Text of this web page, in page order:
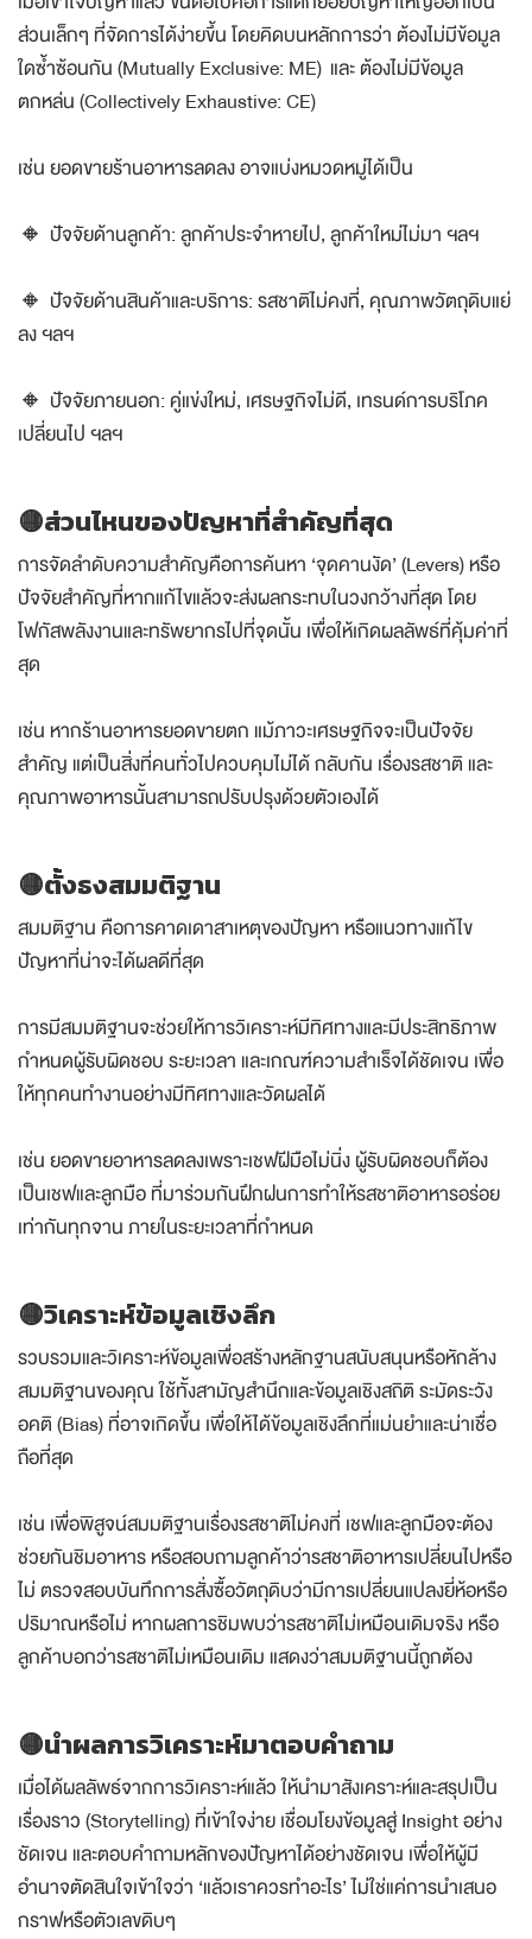
ส่วนเล็กๆ ที่จัดการได้ง่ายขึ้น โดยคิดบนหลักการว่า ต้องไม่มีข้อมูล
ใดซ้ำซ้อนกัน (Mutually Exclusive: ME) และ ต้องไม่มีข้อมูล
ตกหล่น (Collectively Exhaustive: CE)
เช่น ยอดขายร้านอาหารลดลง อาจแบ่งหมวดหมู่ได้เป็น
🔸 ปัจจัยด้านลูกค้า: ลูกค้าประจำหายไป, ลูกค้าใหม่ไม่มา ฯลฯ
🔸 ปัจจัยด้านสินค้าและบริการ: รสชาติไม่คงที่, คุณภาพวัตถุดิบแย่
ลง ฯลฯ
🔸 ปัจจัยภายนอก: คู่แข่งใหม่, เศรษฐกิจไม่ดี, เทรนด์การบริโภค
เปลี่ยนไป ฯลฯ
🟡ส่วนไหนของปัญหาที่สำคัญที่สุด
การจัดลำดับความสำคัญคือการค้นหา ‘จุดคานงัด’ (Levers) หรือ
ปัจจัยสำคัญที่หากแก้ไขแล้วจะส่งผลกระทบในวงกว้างที่สุด โดย
โฟกัสพลังงานและทรัพยากรไปที่จุดนั้น เพื่อให้เกิดผลลัพธ์ที่คุ้มค่าที่
สุด
เช่น หากร้านอาหารยอดขายตก แม้ภาวะเศรษฐกิจจะเป็นปัจจัย
สำคัญ แต่เป็นสิ่งที่คนทั่วไปควบคุมไม่ได้ กลับกัน เรื่องรสชาติ และ
คุณภาพอาหารนั้นสามารถปรับปรุงด้วยตัวเองได้
🟡ตั้งธงสมมติฐาน
สมมติฐาน คือการคาดเดาสาเหตุของปัญหา หรือแนวทางแก้ไข
ปัญหาที่น่าจะได้ผลดีที่สุด
การมีสมมติฐานจะช่วยให้การวิเคราะห์มีทิศทางและมีประสิทธิภาพ
กำหนดผู้รับผิดชอบ ระยะเวลา และเกณฑ์ความสำเร็จได้ชัดเจน เพื่อ
ให้ทุกคนทำงานอย่างมีทิศทางและวัดผลได้
เช่น ยอดขายอาหารลดลงเพราะเชฟฝีมือไม่นิ่ง ผู้รับผิดชอบก็ต้อง
เป็นเชฟและลูกมือ ที่มาร่วมกันฝึกฝนการทำให้รสชาติอาหารอร่อย
เท่ากันทุกจาน ภายในระยะเวลาที่กำหนด
🟡วิเคราะห์ข้อมูลเชิงลึก
รวบรวมและวิเคราะห์ข้อมูลเพื่อสร้างหลักฐานสนับสนุนหรือหักล้าง
สมมติฐานของคุณ ใช้ทั้งสามัญสำนึกและข้อมูลเชิงสถิติ ระมัดระวัง
อคติ (Bias) ที่อาจเกิดขึ้น เพื่อให้ได้ข้อมูลเชิงลึกที่แม่นยำและน่าเชื่อ
ถือที่สุด
เช่น เพื่อพิสูจน์สมมติฐานเรื่องรสชาติไม่คงที่ เชฟและลูกมือจะต้อง
ช่วยกันชิมอาหาร หรือสอบถามลูกค้าว่ารสชาติอาหารเปลี่ยนไปหรือ
ไม่ ตรวจสอบบันทึกการสั่งซื้อวัตถุดิบว่ามีการเปลี่ยนแปลงยี่ห้อหรือ
ปริมาณหรือไม่ หากผลการชิมพบว่ารสชาติไม่เหมือนเดิมจริง หรือ
ลูกค้าบอกว่ารสชาติไม่เหมือนเดิม แสดงว่าสมมติฐานนี้ถูกต้อง
🟡นำผลการวิเคราะห์มาตอบคำถาม
เมื่อได้ผลลัพธ์จากการวิเคราะห์แล้ว ให้นำมาสังเคราะห์และสรุปเป็น
เรื่องราว (Storytelling) ที่เข้าใจง่าย เชื่อมโยงข้อมูลสู่ Insight อย่าง
ชัดเจน และตอบคำถามหลักของปัญหาได้อย่างชัดเจน เพื่อให้ผู้มี
อำนาจตัดสินใจเข้าใจว่า ‘แล้วเราควรทำอะไร’ ไม่ใช่แค่การนำเสนอ
กราฟหรือตัวเลขดิบๆ